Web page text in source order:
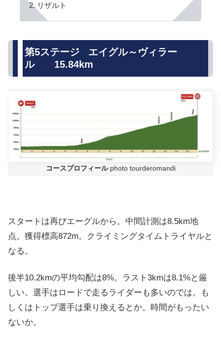
リザルト
第5ステージ エイグル～ヴィラー
ル 15.84km
コースプロフィールphoto tourderomandi
スタートは再びエーグルから。中間計測は8.5km地
点。獲得標高872m。クライミングタイムトライヤルと
なる。
後半10.2kmの平均勾配は8%。ラスト3kmは8.1%と厳
しい。選手はロードで走るライダーも多いのでは。も
しくはトップ選手は乗り換えるとか。時間がもったい
ないか。